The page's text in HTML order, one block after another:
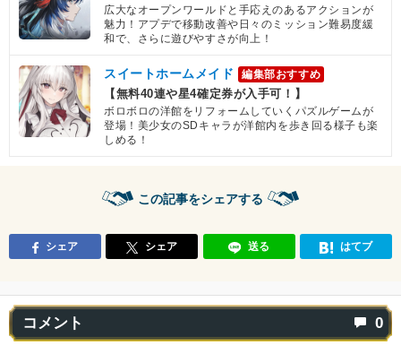
広大なオープンワールドと手応えのあるアクションが
魅力！アプデで移動改善や日々のミッション難易度緩
和で、さらに遊びやすさが向上！
スイートホームメイド 編集部おすすめ
【無料40連や星4確定券が入手可！】
ボロボロの洋館をリフォームしていくパズルゲームが
登場！美少女のSDキャラが洋館内を歩き回る様子も楽
しめる！
この記事をシェアする
シェア シェア 送る はてブ
コメント 0